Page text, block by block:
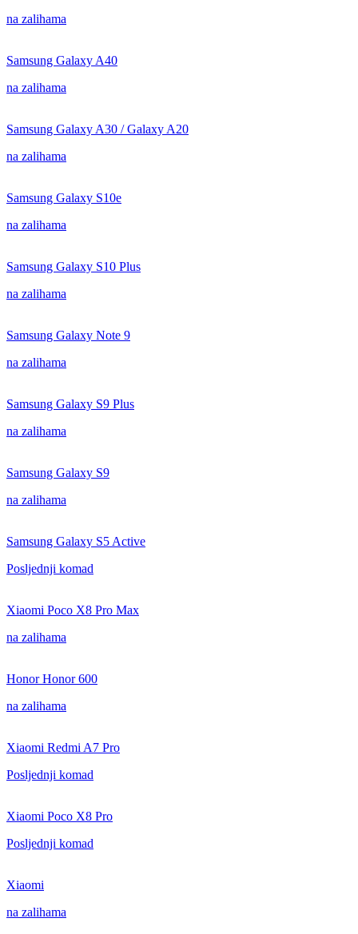
na zalihama
Samsung Galaxy A40
na zalihama
Samsung Galaxy A30 / Galaxy A20
na zalihama
Samsung Galaxy S10e
na zalihama
Samsung Galaxy S10 Plus
na zalihama
Samsung Galaxy Note 9
na zalihama
Samsung Galaxy S9 Plus
na zalihama
Samsung Galaxy S9
na zalihama
Samsung Galaxy S5 Active
Posljednji komad
Xiaomi Poco X8 Pro Max
na zalihama
Honor Honor 600
na zalihama
Xiaomi Redmi A7 Pro
Posljednji komad
Xiaomi Poco X8 Pro
Posljednji komad
Xiaomi
na zalihama